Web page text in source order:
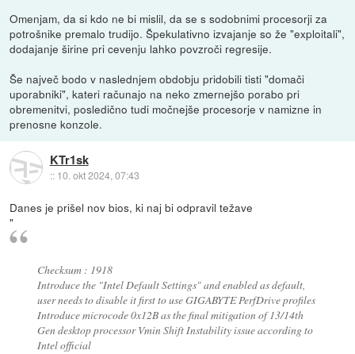
Omenjam, da si kdo ne bi mislil, da se s sodobnimi procesorji za
potrošnike premalo trudijo. Špekulativno izvajanje so že "exploitali",
dodajanje širine pri cevenju lahko povzroči regresije.
Še največ bodo v naslednjem obdobju pridobili tisti "domači
uporabniki", kateri računajo na neko zmernejšo porabo pri
obremenitvi, posledično tudi močnejše procesorje v namizne in
prenosne konzole.
KTr1sk
:: 10. okt 2024, 07:43
Danes je prišel nov bios, ki naj bi odpravil težave
"
Checksum : 1918
Introduce the "Intel Default Settings" and enabled as default,
user needs to disable it first to use GIGABYTE PerfDrive profiles
Introduce microcode 0x12B as the final mitigation of 13/14th
Gen desktop processor Vmin Shift Instability issue according to
Intel official